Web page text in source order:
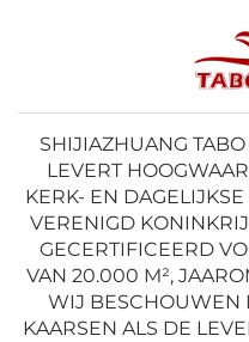
SHIJIAZHUANG TABO
LEVERT
KERK- EN
VERENIGD
GECERTIFICEERD
VAN 20.000 M²,
WIJ BESCHOUWEN
KAARSEN ALS DE